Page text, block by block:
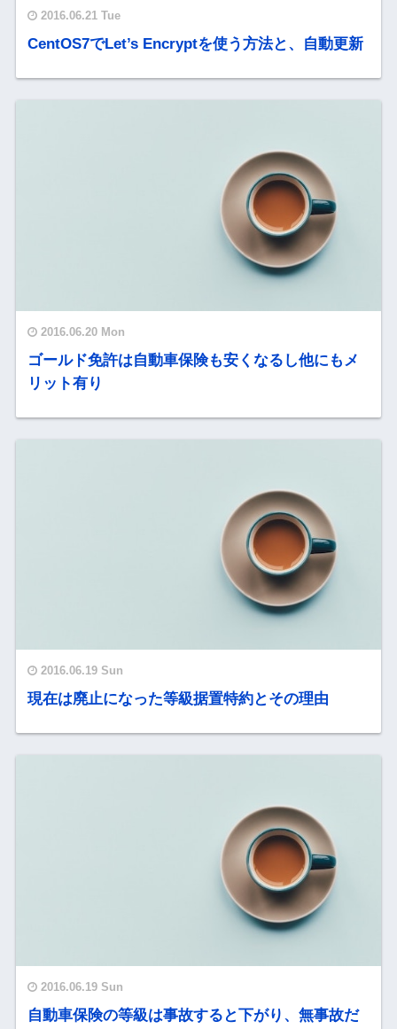
2016.06.21 Tue
CentOS7でLet’s Encryptを使う方法と、自動更新
2016.06.20 Mon
ゴールド免許は自動車保険も安くなるし他にもメ
リット有り
2016.06.19 Sun
現在は廃止になった等級据置特約とその理由
2016.06.19 Sun
自動車保険の等級は事故すると下がり、無事故だ